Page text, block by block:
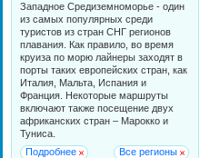
Западное Средиземноморье - один
из самых популярных среди
туристов из стран СНГ регионов
плавания. Как правило, во время
круиза по морю лайнеры заходят в
порты таких европейских стран, как
Италия, Мальта, Испания и
Франция. Некоторые маршруты
включают также посещение двух
африканских стран – Марокко и
Туниса.
Подробнее
Все регионы